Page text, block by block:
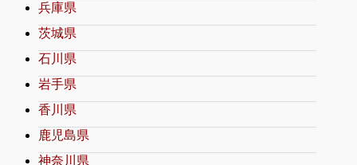
兵庫県
茨城県
石川県
岩手県
香川県
鹿児島県
神奈川県